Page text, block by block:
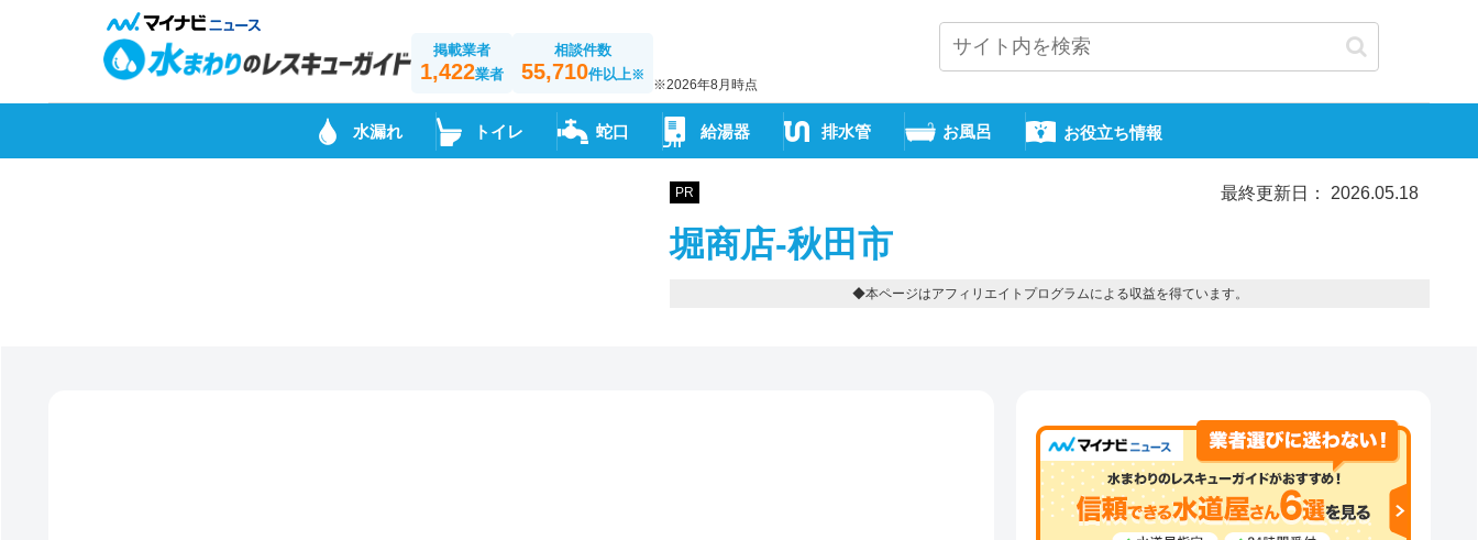
掲載業者
1,422業者
相談件数
55,710件以上※
※2026年8月時点
水漏れ トイレ 蛇口 給湯器 排水管 お風呂 お役立ち情報
PR 最終更新日： 2026.05.18
堀商店-秋田市
◆本ページはアフィリエイトプログラムによる収益を得ています。